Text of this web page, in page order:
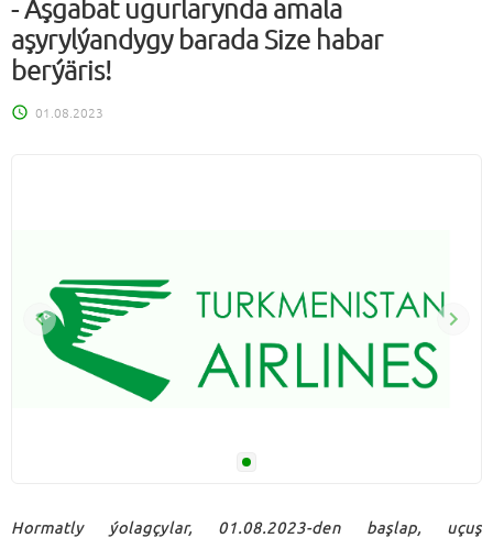
- Aşgabat ugurlarynda amala
aşyrylýandygy barada Size habar
berýäris!
01.08.2023
Hormatly ýolagçylar, 01.08.2023-den başlap, uçuş